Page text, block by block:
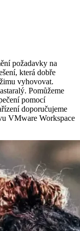
požadavky na
která dobře
vyhovovat.
Pomůžeme
pomocí
doporučujeme
VMware Workspace